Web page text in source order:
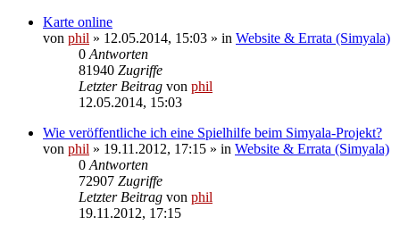
Karte online
von phil » 12.05.2014, 15:03 » in Website & Errata (Simyala)
0 Antworten
81940 Zugriffe
Letzter Beitrag von phil
12.05.2014, 15:03
Wie veröffentliche ich eine Spielhilfe beim Simyala-Projekt?
von phil » 19.11.2012, 17:15 » in Website & Errata (Simyala)
0 Antworten
72907 Zugriffe
Letzter Beitrag von phil
19.11.2012, 17:15